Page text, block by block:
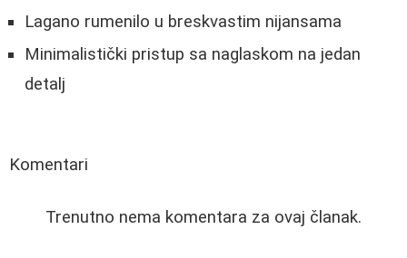
Lagano rumenilo u breskvastim nijansama
Minimalistički pristup sa naglaskom na jedan
detalj
Komentari
Trenutno nema komentara za ovaj članak.